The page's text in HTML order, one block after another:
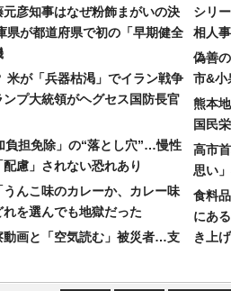
元彦知事はなぜ粉飾まがいの決
県が都道府県で初の「早期健全
米が「兵器枯渇」でイラン戦争
プ大統領がヘグセス国防長官
負担免除」の“落とし穴”…慢性
慮」されない恐れあり
うんこ味のカレーか、カレー味
を選んでも地獄だった
動画と「空気読む」被災者…支
シリ
相人
偽善
市&小
熊本
国民
高市
思い
食料
にあ
き上